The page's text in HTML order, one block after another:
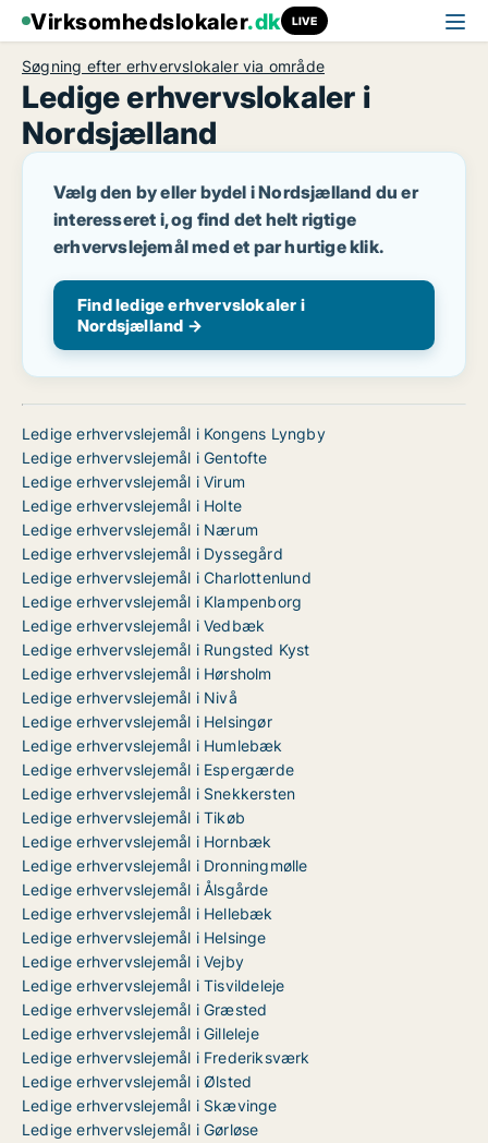
Virksomhedslokaler.dk LIVE
Søgning efter erhvervslokaler via område
Ledige erhvervslokaler i
Nordsjælland
Vælg den by eller bydel i Nordsjælland du er
interesseret i, og find det helt rigtige
erhvervslejemål med et par hurtige klik.
Find ledige erhvervslokaler i
Nordsjælland →
Ledige erhvervslejemål i Kongens Lyngby
Ledige erhvervslejemål i Gentofte
Ledige erhvervslejemål i Virum
Ledige erhvervslejemål i Holte
Ledige erhvervslejemål i Nærum
Ledige erhvervslejemål i Dyssegård
Ledige erhvervslejemål i Charlottenlund
Ledige erhvervslejemål i Klampenborg
Ledige erhvervslejemål i Vedbæk
Ledige erhvervslejemål i Rungsted Kyst
Ledige erhvervslejemål i Hørsholm
Ledige erhvervslejemål i Nivå
Ledige erhvervslejemål i Helsingør
Ledige erhvervslejemål i Humlebæk
Ledige erhvervslejemål i Espergærde
Ledige erhvervslejemål i Snekkersten
Ledige erhvervslejemål i Tikøb
Ledige erhvervslejemål i Hornbæk
Ledige erhvervslejemål i Dronningmølle
Ledige erhvervslejemål i Ålsgårde
Ledige erhvervslejemål i Hellebæk
Ledige erhvervslejemål i Helsinge
Ledige erhvervslejemål i Vejby
Ledige erhvervslejemål i Tisvildeleje
Ledige erhvervslejemål i Græsted
Ledige erhvervslejemål i Gilleleje
Ledige erhvervslejemål i Frederiksværk
Ledige erhvervslejemål i Ølsted
Ledige erhvervslejemål i Skævinge
Ledige erhvervslejemål i Gørløse